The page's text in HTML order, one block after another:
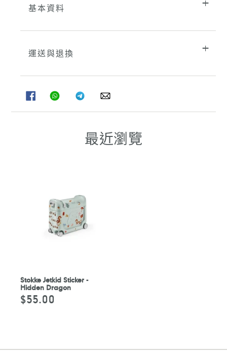
加
車
基本資料
運送與退換
FACEBOOK
分
享
WHATSAPPTELEGRAM
分
享
WHATSAPP
最近瀏覽
Stokke Jetkid Sticker -
Hidden Dragon
定
價
$55.00